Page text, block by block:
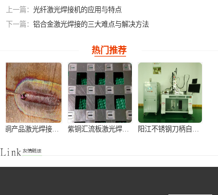
上一篇： 光纤激光焊接机的应用与特点
下一篇： 铝合金激光焊接的三大难点与解决方法
热门推荐
紫铜产品激光焊接加工 紫铜汇流板激光焊接加工 阳江不锈钢刀柄自动激光焊接机
紫铜产品激光焊